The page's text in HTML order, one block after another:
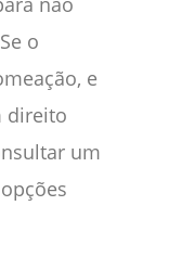
o
e
direito
um